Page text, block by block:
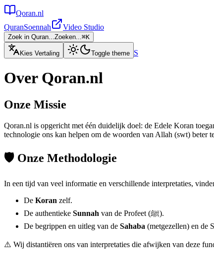
Qoran.nl
QuranSoennah Video Studio
Zoek in Quran...Zoeken...⌘K
Kies Vertaling Toggle theme S
Over Qoran.nl
Onze Missie
Qoran.nl is opgericht met één duidelijk doel: de Edele Koran
technologie ons kan helpen om de woorden van Allah (swt) beter
🛡️ Onze Methodologie
In een tijd van veel informatie en verschillende interpretaties,
De Koran zelf.
De authentieke Sunnah
van de Profeet (ﷺ).
De begrippen en uitleg van de Sahaba (metgezellen) en de
⚠️ Wij distantiëren ons van interpretaties die afwijken van deze